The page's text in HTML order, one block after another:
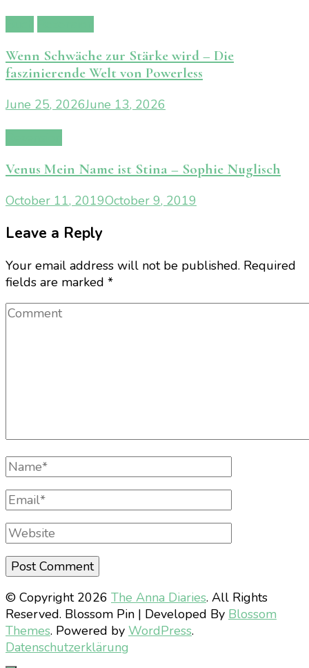
Wenn Schwäche zur Stärke wird – Die
faszinierende Welt von Powerless
June 25, 2026June 13, 2026
Venus Mein Name ist Stina – Sophie Nuglisch
October 11, 2019October 9, 2019
Leave a Reply
Your email address will not be published. Required
fields are marked *
Comment
Full
Name
Email
Website
© Copyright 2026 The Anna Diaries. All Rights
Reserved. Blossom Pin | Developed By Blossom
Themes. Powered by WordPress.
Datenschutzerklärung